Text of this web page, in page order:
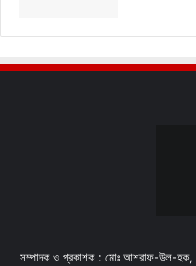
সম্পাদক ও প্রকাশক : মোঃ আশরাফ-উল-হক,